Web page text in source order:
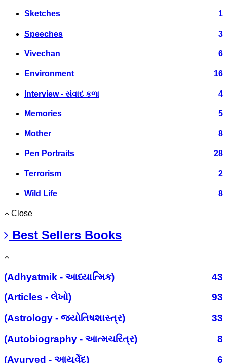
Sketches 1
Speeches 3
Vivechan 6
Environment 16
Interview - સંવાદ કળા 4
Memories 5
Mother 8
Pen Portraits 28
Terrorism 2
Wild Life 8
Close
Best Sellers Books
(Adhyatmik - આધ્યાત્મિક)
43
(Articles - લેખો)
93
(Astrology - જ્યોતિષશાસ્ત્ર)
33
(Autobiography - આત્મચરિત્ર)
8
(Ayurved - આયૂર્વેદ)
6